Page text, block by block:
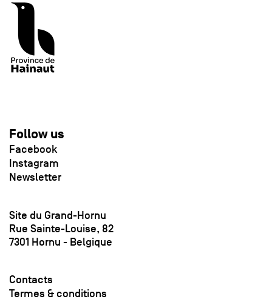
Follow us
Facebook
Instagram
Newsletter
Site du Grand-Hornu
Rue Sainte-Louise, 82
7301 Hornu - Belgique
Contacts
Termes & conditions